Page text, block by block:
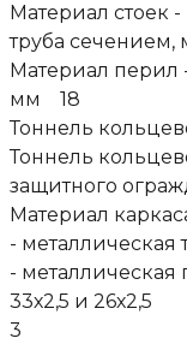
Материал стоек
труба
Материал перил
мм 18
Тоннель
Тоннель
защитного
Материал
- металлическая
-
33х2,5 и 26х2,5
3